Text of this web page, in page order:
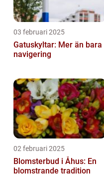
03 februari 2025
Gatuskyltar: Mer än bara
navigering
02 februari 2025
Blomsterbud i Åhus: En
blomstrande tradition